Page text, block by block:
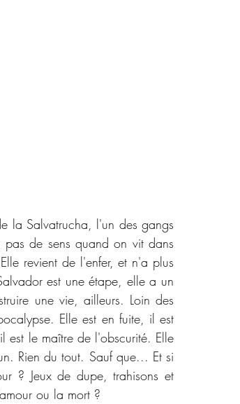
la Salvatrucha, l'un des gangs
de sens quand on vit dans
revient de l'enfer, et n'a plus
est une étape, elle a un
une vie, ailleurs. Loin des
Elle est en fuite, il est
est le maître de l'obscurité. Elle
Rien du tout. Sauf que... Et si
? Jeux de dupe, trahisons et
ou la mort ?